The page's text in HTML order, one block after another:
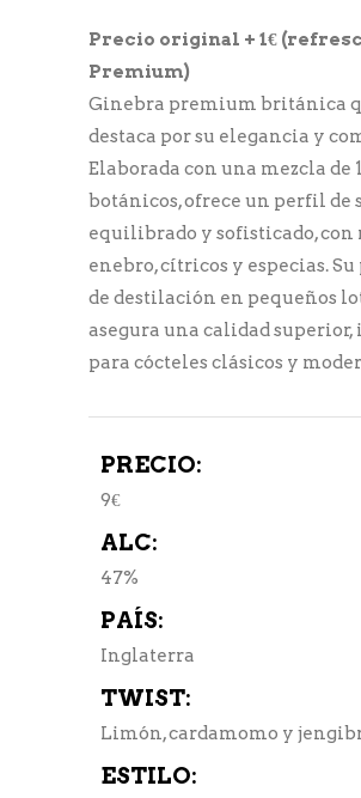
Precio original + 1€
Premium)
Ginebra premium británica
destaca por su elegancia y
Elaborada con una mezcla de
botánicos, ofrece un perfil de
equilibrado y sofisticado, con
enebro, cítricos y especias. Su
de destilación en pequeños
asegura una calidad superior,
para cócteles clásicos y
PRECIO:
9€
ALC:
47%
PAÍS:
Inglaterra
TWIST:
Limón, cardamomo y
ESTILO: